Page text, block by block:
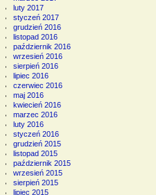
luty 2017
styczeń 2017
grudzień 2016
listopad 2016
październik 2016
wrzesień 2016
sierpień 2016
lipiec 2016
czerwiec 2016
maj 2016
kwiecień 2016
marzec 2016
luty 2016
styczeń 2016
grudzień 2015
listopad 2015
październik 2015
wrzesień 2015
sierpień 2015
lipiec 2015